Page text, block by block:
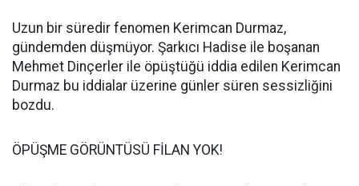
Uzun bir süredir fenomen Kerimcan Durmaz,
gündemden düşmüyor. Şarkıcı Hadise ile boşanan
Mehmet Dinçerler ile öpüştüğü iddia edilen Kerimcan
Durmaz bu iddialar üzerine günler süren sessizliğini
bozdu.
ÖPÜŞME GÖRÜNTÜSÜ FİLAN YOK!